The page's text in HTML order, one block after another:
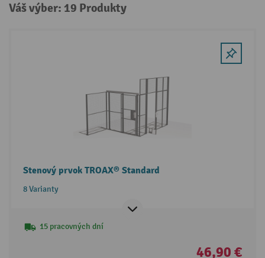
Váš výber: 19 Produkty
Stenový prvok TROAX® Standard
8 Varianty
15 pracovných dní
46,90 €